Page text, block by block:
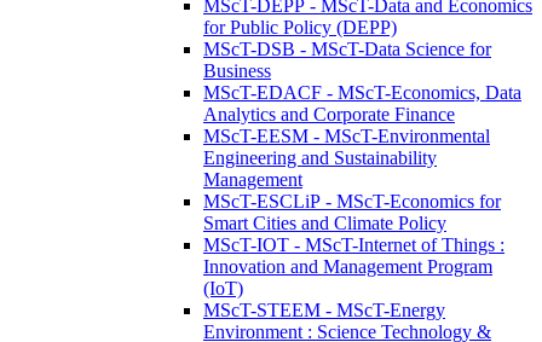
MScT-DEPP - MScT-Data and Economics
for Public Policy (DEPP)
MScT-DSB - MScT-Data Science for
Business
MScT-EDACF - MScT-Economics, Data
Analytics and Corporate Finance
MScT-EESM - MScT-Environmental
Engineering and Sustainability
Management
MScT-ESCLiP - MScT-Economics for
Smart Cities and Climate Policy
MScT-IOT - MScT-Internet of Things :
Innovation and Management Program
(IoT)
MScT-STEEM - MScT-Energy
Environment : Science Technology &